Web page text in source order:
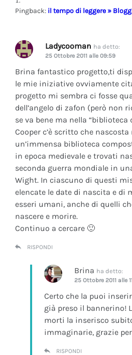
Pingback: il tempo di leggere »
Ladycooman ha detto:
25 Ottobre 2011 alle 09:59
Brina fantastico progetto,ti
le mie iniziative ovviamente
progetto mi sembra ci fosse
dell’angelo di zafon (però non
se va bene ma nella “biblioteca
Cooper c’è scritto che nascosta
un’immensa biblioteca
in epoca medievale e trovati
seconda guerra mondiale in
Wight. In ciascuno di questi
elencate le date di nascita e di
esseri umani, anche di quelli
nascere e morire.
Continuo a cercare 🙂
RISPONDI
Brina ha detto:
25 Ottobre 2011 alle
Certo che la puoi
già preso il bannerino!
morti la inserisco
immaginarie, grazie
RISPONDI